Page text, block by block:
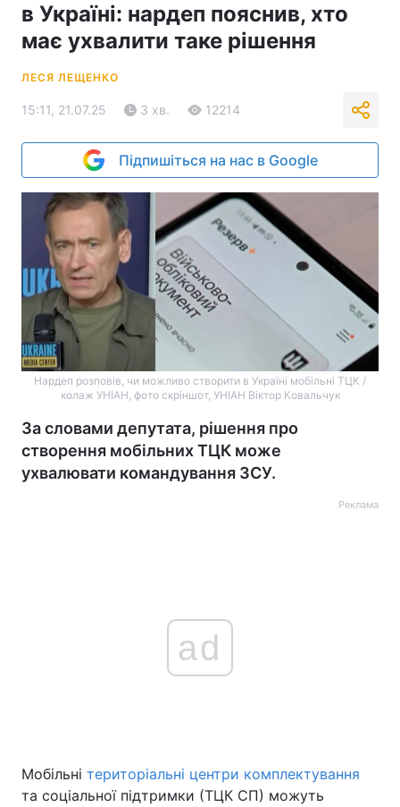
в Україні: нардеп пояснив, хто
має ухвалити таке рішення
ЛЕСЯ ЛЕЩЕНКО
15:11, 21.07.25 3 хв. 12214
Підпишіться на нас в Google
Нардеп розповів, чи можливо створити в Україні мобільні ТЦК /
колаж УНІАН, фото скріншот, УНІАН Віктор Ковальчук
За словами депутата, рішення про
створення мобільних ТЦК може
ухвалювати командування ЗСУ.
Реклама
ad
Мобільні територіальні центри комплектування
та соціальної підтримки (ТЦК СП) можуть